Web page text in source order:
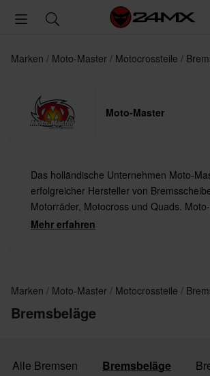
Marken Moto-Master Motocrossteile
Moto-Master
Das holländische Unternehmen Moto-
erfolgreicher Hersteller von
Motorräder, Motocross und Quads.
über eines der größten Sortimente von
Mehr erfahren
Marken Moto-Master Motocrossteile
Bremsbeläge
Alle Bremsen Bremsbeläge